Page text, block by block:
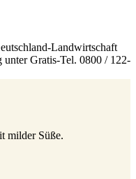
Landwirtschaft
unter Gratis-Tel. 0800 / 122-
milder Süße.